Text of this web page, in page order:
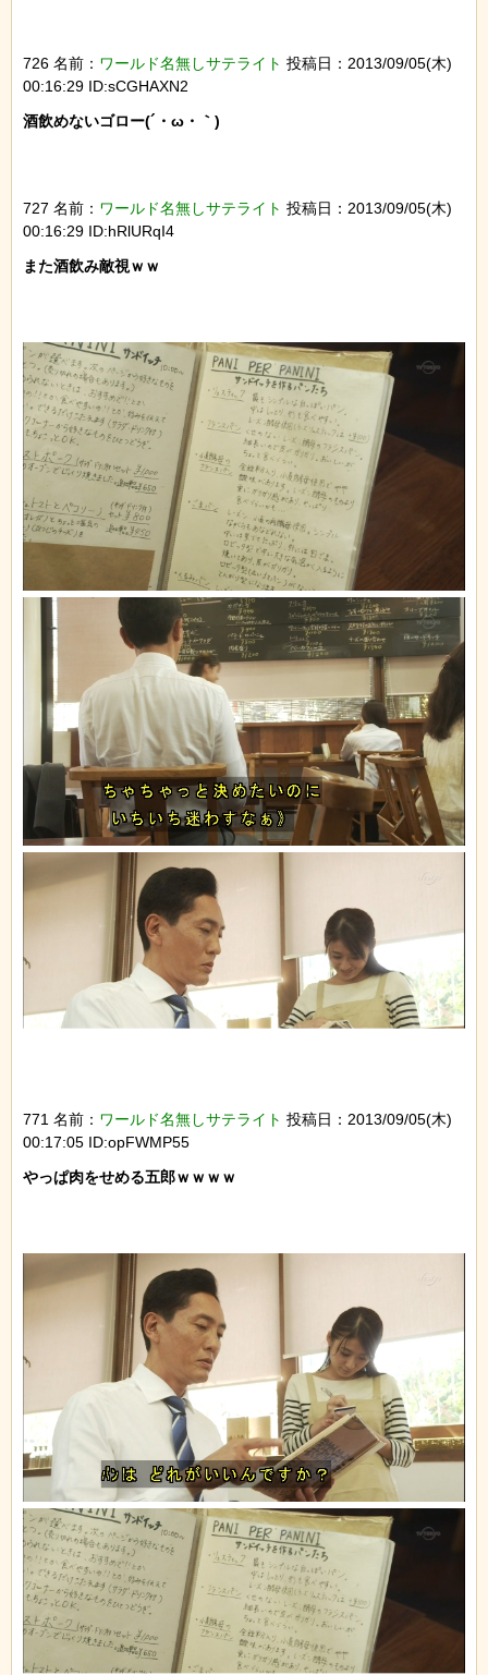
726 名前： ワールド名無しサテライト 投稿日：2013/09/05(木)
00:16:29 ID:sCGHAXN2
酒飲めないゴロー(´・ω・｀)
727 名前： ワールド名無しサテライト 投稿日：2013/09/05(木)
00:16:29 ID:hRlURqI4
また酒飲み敵視ｗｗ
771 名前： ワールド名無しサテライト 投稿日：2013/09/05(木)
00:17:05 ID:opFWMP55
やっぱ肉をせめる五郎ｗｗｗｗ